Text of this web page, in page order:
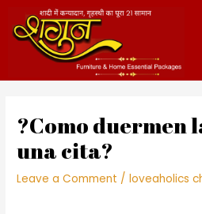
content
?Como duermen
una cita?
Leave a Comment /loveaholics